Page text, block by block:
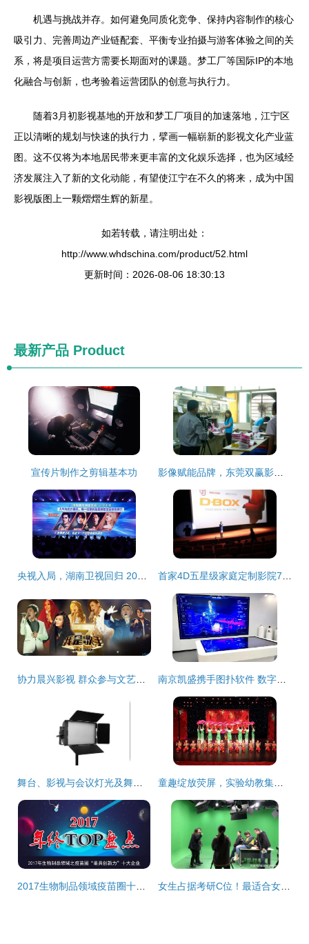
机遇与挑战并存。如何避免同质化竞争、保持内容制作的核心
吸引力、完善周边产业链配套、平衡专业拍摄与游客体验之间的关
系，将是项目运营方需要长期面对的课题。梦工厂等国际IP的本地
化融合与创新，也考验着运营团队的创意与执行力。
随着3月初影视基地的开放和梦工厂项目的加速落地，江宁区
正以清晰的规划与快速的执行力，擘画一幅崭新的影视文化产业蓝
图。这不仅将为本地居民带来更丰富的文化娱乐选择，也为区域经
济发展注入了新的文化动能，有望使江宁在不久的将来，成为中国
影视版图上一颗熠熠生辉的新星。
如若转载，请注明出处：
http://www.whdschina.com/product/52.html
更新时间：2026-08-06 18:30:13
最新产品 Product
宣传片制作之剪辑基本功